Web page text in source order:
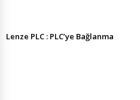
Lenze PLC : PLC’ye Bağlanma